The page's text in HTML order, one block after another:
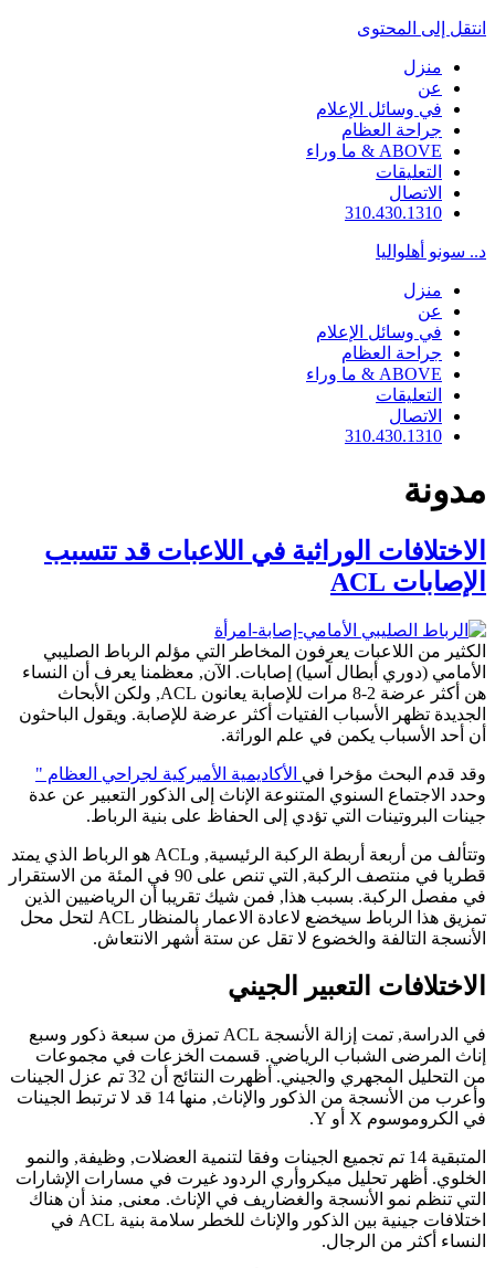
انتقل إلى المحتوى
منزل
عن
في وسائل الإعلام
جراحة العظام
ABOVE & ما وراء
التعليقات
الاتصال
310.430.1310
د.. سونو أهلواليا
منزل
عن
في وسائل الإعلام
جراحة العظام
ABOVE & ما وراء
التعليقات
الاتصال
310.430.1310
مدونة
الاختلافات الوراثية في اللاعبات قد تتسبب
الإصابات ACL
الكثير من اللاعبات يعرفون المخاطر التي مؤلم الرباط الصليبي
الأمامي (دوري أبطال آسيا) إصابات. الآن, معظمنا يعرف أن النساء
هن أكثر عرضة 2-8 مرات للإصابة يعانون ACL, ولكن الأبحاث
الجديدة تظهر الأسباب الفتيات أكثر عرضة للإصابة. ويقول الباحثون
أن أحد الأسباب يكمن في علم الوراثة.
وقد قدم البحث مؤخرا في الأكاديمية الأميركية لجراحي العظام "
وحدد الاجتماع السنوي المتنوعة الإناث إلى الذكور التعبير عن عدة
جينات البروتينات التي تؤدي إلى الحفاظ على بنية الرباط.
وتتألف من أربعة أربطة الركبة الرئيسية, وACL هو الرباط الذي يمتد
قطريا في منتصف الركبة, التي تنص على 90 في المئة من الاستقرار
في مفصل الركبة. بسبب هذا, فمن شيك تقريبا أن الرياضيين الذين
تمزيق هذا الرباط سيخضع لاعادة الاعمار بالمنظار ACL لتحل محل
الأنسجة التالفة والخضوع لا تقل عن ستة أشهر الانتعاش.
الاختلافات التعبير الجيني
في الدراسة, تمت إزالة الأنسجة ACL تمزق من سبعة ذكور وسبع
إناث المرضى الشباب الرياضي. قسمت الخزعات في مجموعات
من التحليل المجهري والجيني. أظهرت النتائج أن 32 تم عزل الجينات
وأعرب من الأنسجة من الذكور والإناث, منها 14 قد لا ترتبط الجينات
في الكروموسوم X أو Y.
المتبقية 14 تم تجميع الجينات وفقا لتنمية العضلات, وظيفة, والنمو
الخلوي. أظهر تحليل ميكروأري الردود غيرت في مسارات الإشارات
التي تنظم نمو الأنسجة والغضاريف في الإناث. معنى, منذ أن هناك
اختلافات جينية بين الذكور والإناث للخطر سلامة بنية ACL في
النساء أكثر من الرجال.